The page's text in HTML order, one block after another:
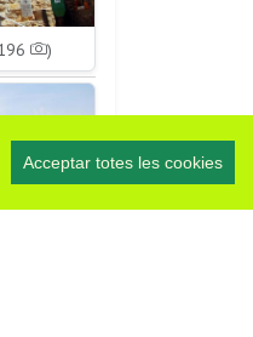
Acceptar totes les cookies
)